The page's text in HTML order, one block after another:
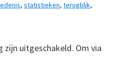
, statistieken, terugblik,
zijn uitgeschakeld. Om via